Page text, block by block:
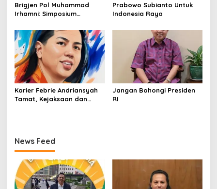
Brigjen Pol Muhammad
Irhamni: Simposium
Kejahatan SDA-LH 2026–
2030 Beri Banyak Masukan
Bagi APH
Prabowo Subianto Untuk
Indonesia Raya
Karier Febrie Andriansyah
Tamat, Kejaksaan dan
Jangan Bohongi Presiden
RI
News Feed